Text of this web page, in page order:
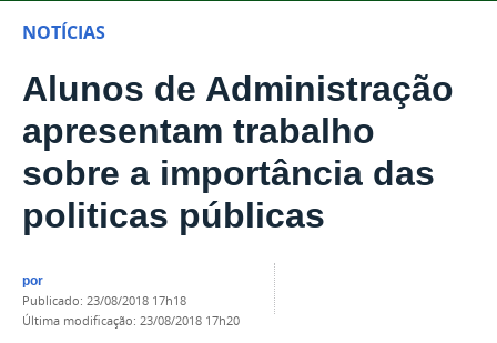
NOTÍCIAS
Alunos de Administração
apresentam trabalho
sobre a importância das
politicas públicas
por
publicado: 23/08/2018 17h18
última modificação: 23/08/2018 17h20